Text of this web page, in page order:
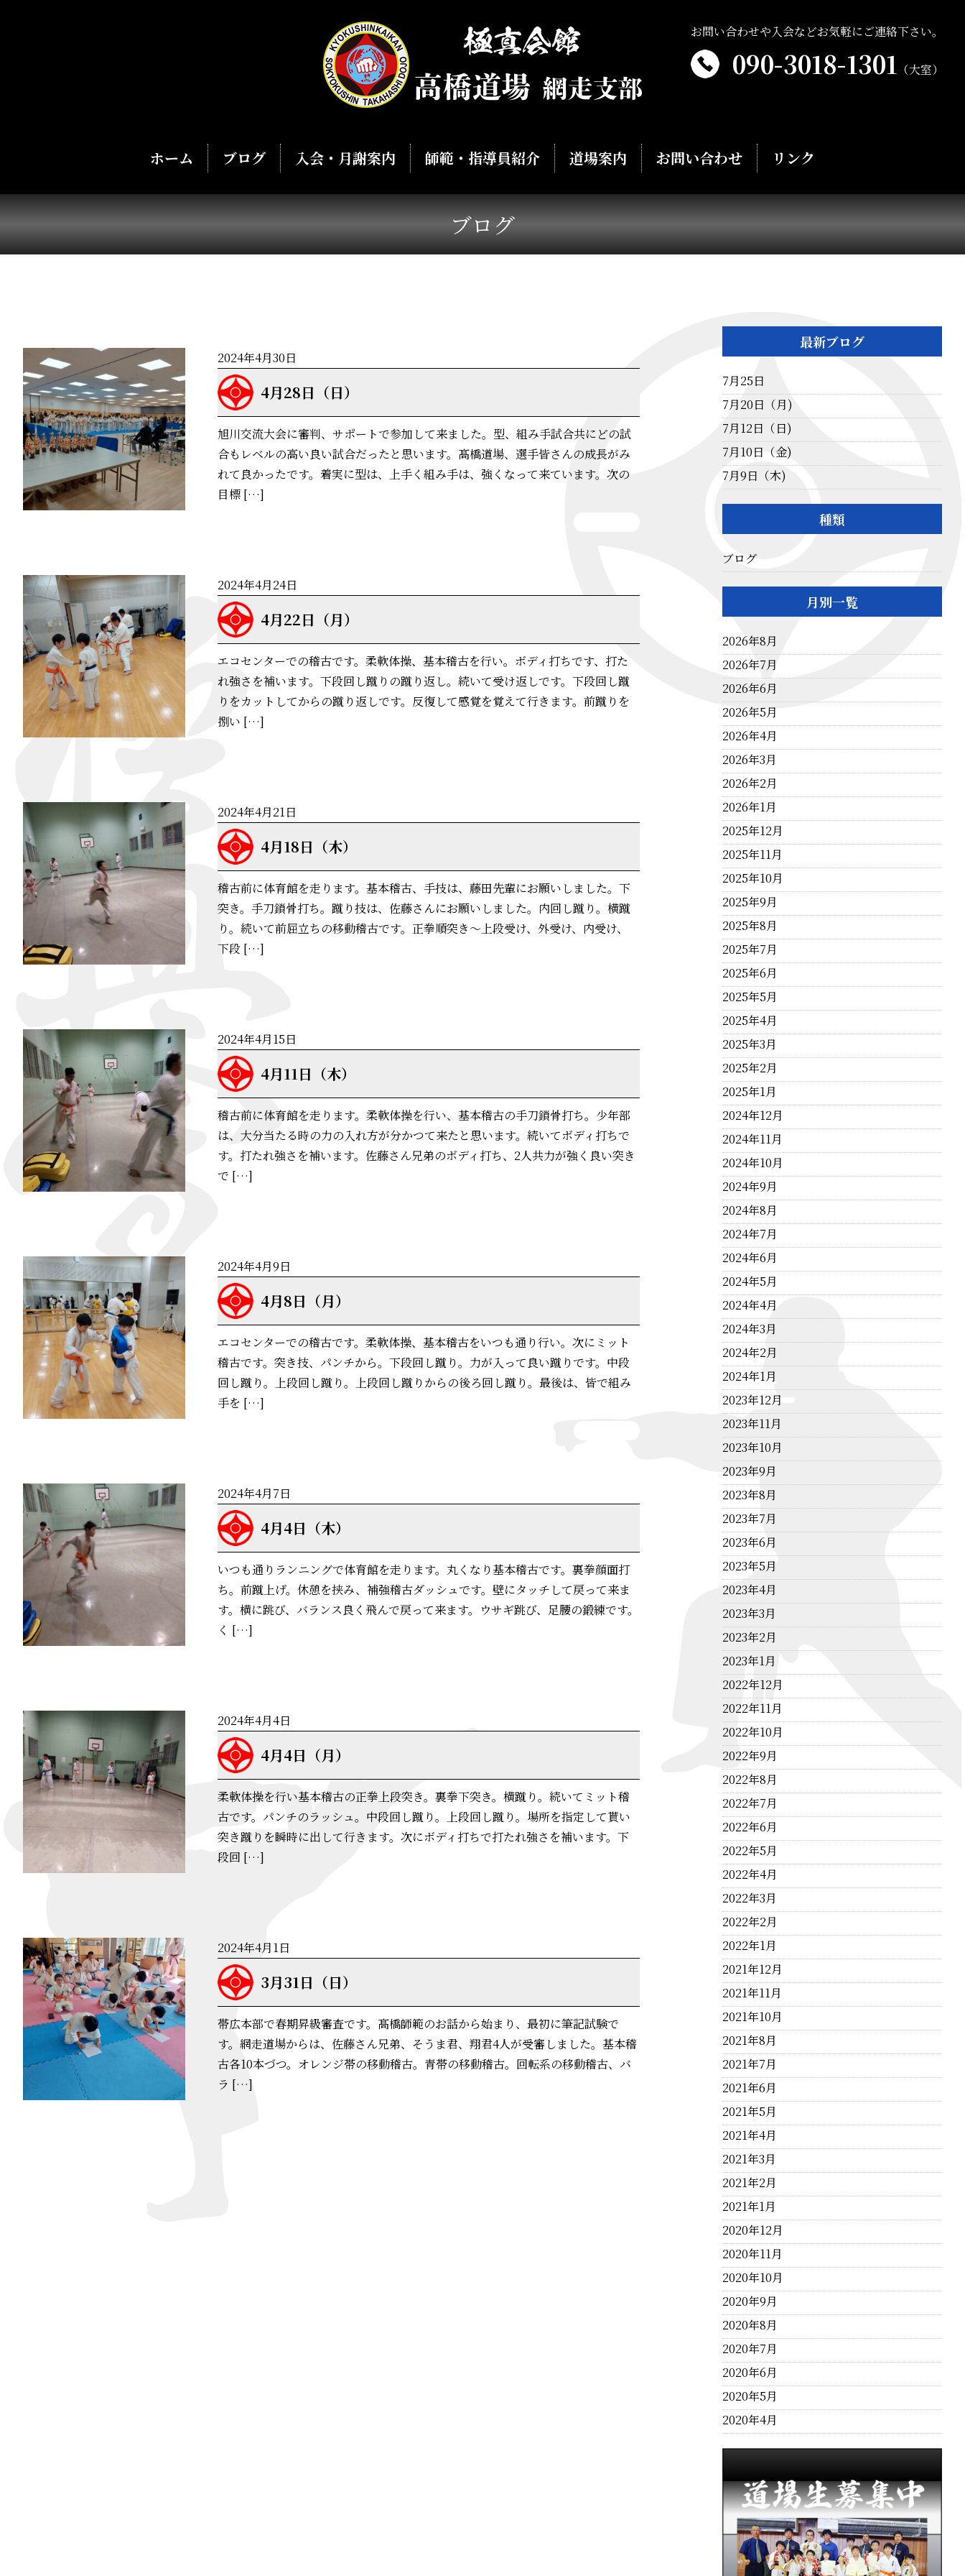
お問い合わせや入会などお気軽にご連絡下さい。
090-3018-1301 （大室）
ホーム ブログ 入会・月謝案内 師範・指導員紹介 道場案内 お問い合わせ リンク
ブログ
2024年4月30日
4月28日（日）
旭川交流大会に審判、サポートで参加して来ました。型、組み手試合共にどの試
合もレベルの高い良い試合だったと思います。髙橋道場、選手皆さんの成長がみ
れて良かったです。着実に型は、上手く組み手は、強くなって来ています。次の
目標 […]
2024年4月24日
4月22日（月）
エコセンターでの稽古です。柔軟体操、基本稽古を行い。ボディ打ちです、打た
れ強さを補います。下段回し蹴りの蹴り返し。続いて受け返しです。下段回し蹴
りをカットしてからの蹴り返しです。反復して感覚を覚えて行きます。前蹴りを
捌い […]
2024年4月21日
4月18日（木）
稽古前に体育館を走ります。基本稽古、手技は、藤田先輩にお願いしました。下
突き。手刀鎖骨打ち。蹴り技は、佐藤さんにお願いしました。内回し蹴り。横蹴
り。続いて前屈立ちの移動稽古です。正拳順突き～上段受け、外受け、内受け、
下段 […]
2024年4月15日
4月11日（木）
稽古前に体育館を走ります。柔軟体操を行い、基本稽古の手刀鎖骨打ち。少年部
は、大分当たる時の力の入れ方が分かつて来たと思います。続いてボディ打ちで
す。打たれ強さを補います。佐藤さん兄弟のボディ打ち、2人共力が強く良い突き
で […]
2024年4月9日
4月8日（月）
エコセンターでの稽古です。柔軟体操、基本稽古をいつも通り行い。次にミット
稽古です。突き技、パンチから。下段回し蹴り。力が入って良い蹴りです。中段
回し蹴り。上段回し蹴り。上段回し蹴りからの後ろ回し蹴り。最後は、皆で組み
手を […]
2024年4月7日
4月4日（木）
いつも通りランニングで体育館を走ります。丸くなり基本稽古です。裏拳顔面打
ち。前蹴上げ。休憩を挟み、補強稽古ダッシュです。壁にタッチして戻って来ま
す。横に跳び、バランス良く飛んで戻って来ます。ウサギ跳び、足腰の鍛練です。
く […]
2024年4月4日
4月4日（月）
柔軟体操を行い基本稽古の正拳上段突き。裏拳下突き。横蹴り。続いてミット稽
古です。パンチのラッシュ。中段回し蹴り。上段回し蹴り。場所を指定して貰い
突き蹴りを瞬時に出して行きます。次にボディ打ちで打たれ強さを補います。下
段回 […]
2024年4月1日
3月31日（日）
帯広本部で春期昇級審査です。髙橋師範のお話から始まり、最初に筆記試験で
す。網走道場からは、佐藤さん兄弟、そうま君、翔君4人が受審しました。基本稽
古各10本づつ。オレンジ帯の移動稽古。青帯の移動稽古。回転系の移動稽古、バ
ラ […]
最新ブログ
7月25日
7月20日（月)
7月12日（日)
7月10日（金)
7月9日（木)
種類
ブログ
月別一覧
2026年8月
2026年7月
2026年6月
2026年5月
2026年4月
2026年3月
2026年2月
2026年1月
2025年12月
2025年11月
2025年10月
2025年9月
2025年8月
2025年7月
2025年6月
2025年5月
2025年4月
2025年3月
2025年2月
2025年1月
2024年12月
2024年11月
2024年10月
2024年9月
2024年8月
2024年7月
2024年6月
2024年5月
2024年4月
2024年3月
2024年2月
2024年1月
2023年12月
2023年11月
2023年10月
2023年9月
2023年8月
2023年7月
2023年6月
2023年5月
2023年4月
2023年3月
2023年2月
2023年1月
2022年12月
2022年11月
2022年10月
2022年9月
2022年8月
2022年7月
2022年6月
2022年5月
2022年4月
2022年3月
2022年2月
2022年1月
2021年12月
2021年11月
2021年10月
2021年8月
2021年7月
2021年6月
2021年5月
2021年4月
2021年3月
2021年2月
2021年1月
2020年12月
2020年11月
2020年10月
2020年9月
2020年8月
2020年7月
2020年6月
2020年5月
2020年4月